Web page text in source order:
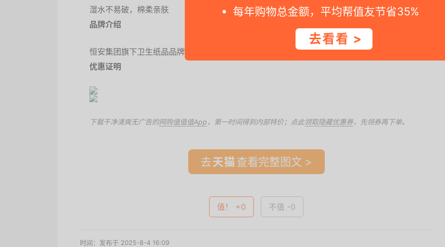
每年购物总金额，平均帮值友节省35%
去看看 >
湿水不易破，棉柔亲肤
品牌介绍
恒安集团旗下卫生纸品品牌，其产品包括洗洁巾、铝箔纸、茶语丝享系列抽纸、卫生湿巾等。
优惠证明
下载干净清爽无广告的网购值值值App ，第一时间得到内部特价；点此领取隐藏优惠券，先领券再下单。
去 查看完整图文 >
值！ +0 不值 -0
时间：发布于 2025-8-4 16:09